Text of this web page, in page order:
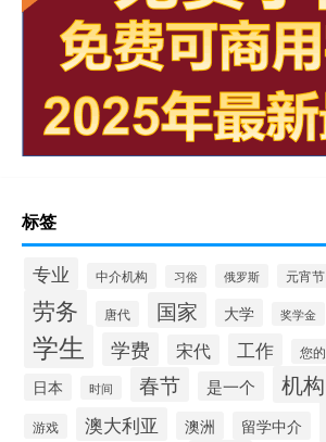
标签
专业 中介机构 习俗 俄罗斯 元宵节
劳务 唐代 国家 大学 奖学金
学生 学费 宋代 工作 您的
日本 时间 春节 是一个 机构
游戏 澳大利亚 澳洲 留学中介